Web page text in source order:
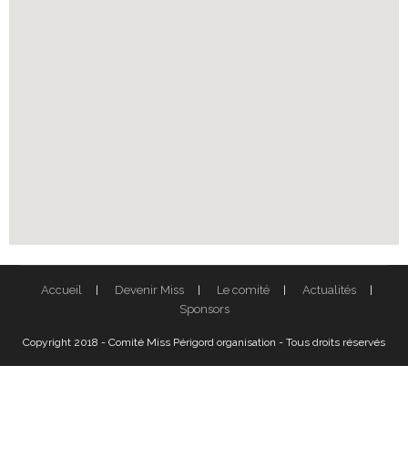
Accueil Devenir Miss Le comité
Actualités
Sponsors
Copyright 2018 - Comité Miss Périgord organisation - Tous droits réservés